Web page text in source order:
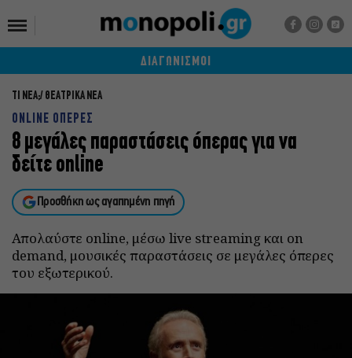
ΔΙΑΓΩΝΙΣΜΟΙ
ΤΙ ΝΕΑ; ΘΕΑΤΡΙΚΑ ΝΕΑ
ONLINE ΟΠΕΡΕΣ
8 μεγάλες παραστάσεις όπερας για να
δείτε online
Προσθήκη ως αγαπημένη πηγή
Απολαύστε online, μέσω live streaming και on
demand, μουσικές παραστάσεις σε μεγάλες όπερες
του εξωτερικού.